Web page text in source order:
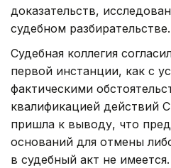
доказательств,
судебном разбирательстве.
Судебная коллегия
первой инстанции, как с
фактическими
квалификацией действий
пришла к выводу, что
оснований для отмены
в судебный акт не имеется.